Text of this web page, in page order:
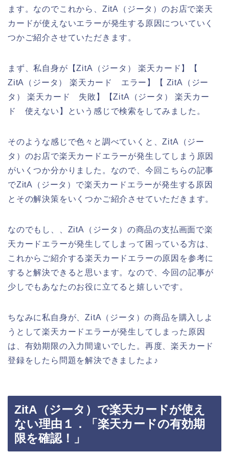
ます。なのでこれから、ZitA（ジータ）のお店で楽天
カードが使えないエラーが発生する原因についていく
つかご紹介させていただきます。
まず、私自身が【ZitA（ジータ） 楽天カード】【
ZitA（ジータ） 楽天カード エラー】【 ZitA（ジー
タ） 楽天カード 失敗】【ZitA（ジータ） 楽天カー
ド 使えない】という感じで検索をしてみました。
そのような感じで色々と調べていくと、ZitA（ジー
タ）のお店で楽天カードエラーが発生してしまう原因
がいくつか分かりました。なので、今回こちらの記事
でZitA（ジータ）で楽天カードエラーが発生する原因
とその解決策をいくつかご紹介させていただきます。
なのでもし、、ZitA（ジータ）の商品の支払画面で楽
天カードエラーが発生してしまって困っている方は、
これからご紹介する楽天カードエラーの原因を参考に
すると解決できると思います。なので、今回の記事が
少しでもあなたのお役に立てると嬉しいです。
ちなみに私自身が、ZitA（ジータ）の商品を購入しよ
うとして楽天カードエラーが発生してしまった原因
は、有効期限の入力間違いでした。再度、楽天カード
登録をしたら問題を解決できましたよ♪
ZitA（ジータ）で楽天カードが使え
ない理由１．「楽天カードの有効期
限を確認！」